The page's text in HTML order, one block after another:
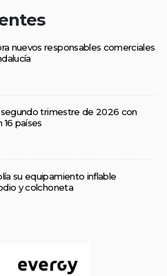
nuevos responsables comerciales
trimestre de 2026 con
16 países
su equipamiento inflable
y colchoneta